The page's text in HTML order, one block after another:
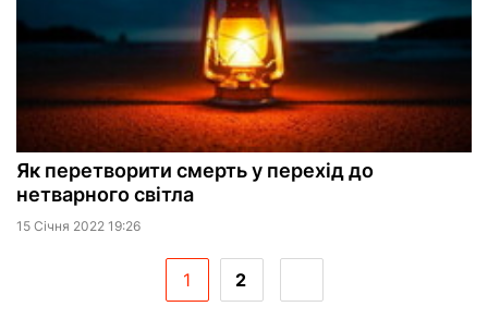
Як перетворити смерть у перехід до
нетварного світла
15 Сiчня 2022 19:26
1 2